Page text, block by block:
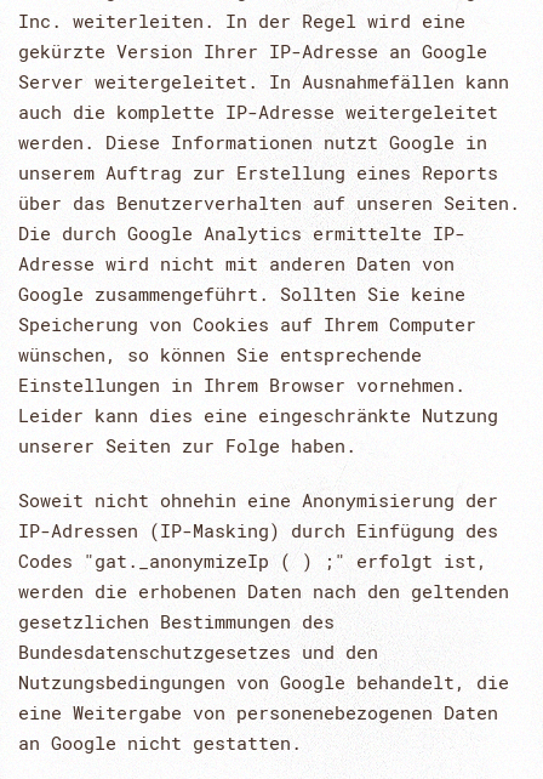
Inc. weiterleiten. In der Regel wird eine
gekürzte Version Ihrer IP-Adresse an Google
Server weitergeleitet. In Ausnahmefällen kann
auch die komplette IP-Adresse weitergeleitet
werden. Diese Informationen nutzt Google in
unserem Auftrag zur Erstellung eines Reports
über das Benutzerverhalten auf unseren Seiten.
Die durch Google Analytics ermittelte IP-
Adresse wird nicht mit anderen Daten von
Google zusammengeführt. Sollten Sie keine
Speicherung von Cookies auf Ihrem Computer
wünschen, so können Sie entsprechende
Einstellungen in Ihrem Browser vornehmen.
Leider kann dies eine eingeschränkte Nutzung
unserer Seiten zur Folge haben.
Soweit nicht ohnehin eine Anonymisierung der
IP-Adressen (IP-Masking) durch Einfügung des
Codes "gat._anonymizeIp ( ) ;" erfolgt ist,
werden die erhobenen Daten nach den geltenden
gesetzlichen Bestimmungen des
Bundesdatenschutzgesetzes und den
Nutzungsbedingungen von Google behandelt, die
eine Weitergabe von personenebezogenen Daten
an Google nicht gestatten.